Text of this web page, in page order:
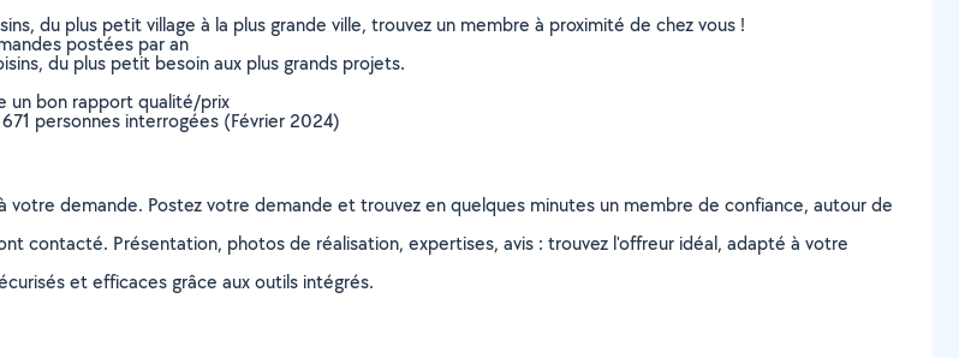
du plus petit village à la plus grande ville, trouvez un membre à proximité de chez vous !
postées par an
du plus petit besoin aux plus grands projets.
un bon rapport qualité/prix
personnes interrogées (Février 2024)
votre demande. Postez votre demande et trouvez en quelques minutes un membre de confiance, autour de
contacté. Présentation, photos de réalisation, expertises, avis : trouvez l'offreur idéal, adapté à votre
et efficaces grâce aux outils intégrés.